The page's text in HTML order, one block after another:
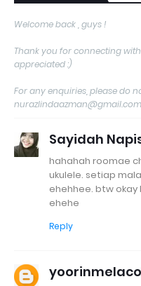
Welcome back , guys !
Thank you for connecting
appreciated :)
For any enquiries, please do
nurazlindaazman@gmail.com
Sayidah
hahahah roomae
ukulele. setiap
ehehhee. btw okay
ehehe
Reply